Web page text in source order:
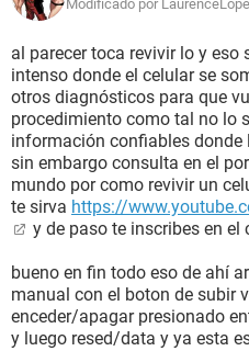
Modificado por
al parecer toca revivir lo y eso
intenso donde el celular se
otros diagnósticos para que
procedimiento como tal no lo
información confiables
sin embargo consulta en el
mundo por como revivir un
te sirva https://
y de paso te inscribes en el
bueno en fin todo eso de ahí
manual con el boton de subir
enceder/apagar presionado
y luego resed/data y ya esta